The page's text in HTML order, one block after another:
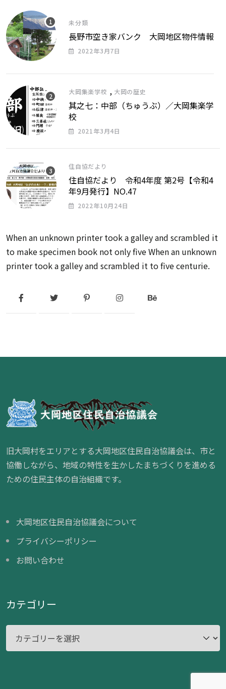
未分類
長野市空き家バンク 大岡地区物件情報
2022年3月7日
大岡集楽学校 , 大岡の歴史
其之七：中部（ちゅうぶ）／大岡集楽学
校
2021年3月4日
住自協だより
住自協だより 令和4年度 第2号【令和4
年9月発行】NO.47
2022年10月24日
When an unknown printer took a galley and scrambled it
to make specimen book not only five When an unknown
printer took a galley and scrambled it to five centurie.
旧大岡村をエリアとする大岡地区住民自治協議会は、市と
協働しながら、地域の特性を生かしたまちづくりを進める
ための住民主体の自治組織です。
大岡地区住民自治協議会について
プライバシーポリシー
お問い合わせ
カテゴリー